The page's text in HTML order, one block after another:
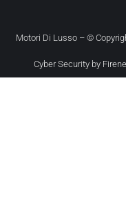
Motori Di Lusso – ©
Cyber Security by